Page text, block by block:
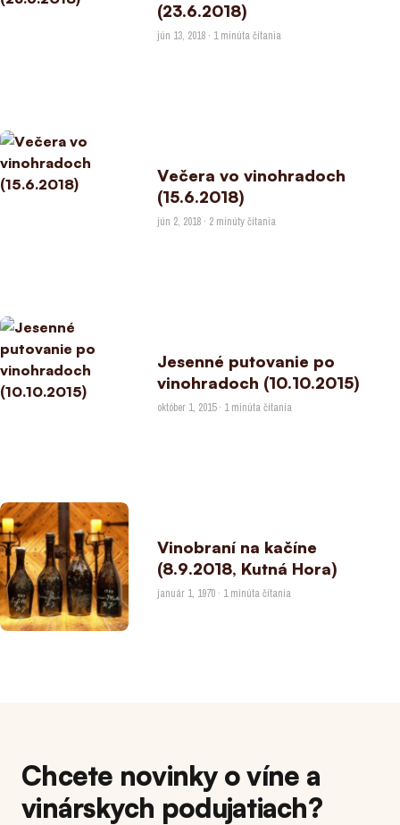
(23.6.2018)
jún 13, 2018 · 1 minúta čítania
Večera vo vinohradoch
(15.6.2018)
jún 2, 2018 · 2 minúty čítania
Jesenné putovanie po
vinohradoch (10.10.2015)
október 1, 2015 · 1 minúta čítania
Vinobraní na kačíne
(8.9.2018, Kutná Hora)
január 1, 1970 · 1 minúta čítania
Chcete novinky o víne a
vinárskych podujatiach?